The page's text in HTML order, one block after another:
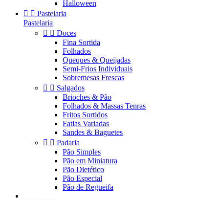
Halloween
  Pastelaria
Pastelaria
  Doces
Fina Sortida
Folhados
Queques & Queijadas
Semi-Frios Individuais
Sobremesas Frescas
  Salgados
Brioches & Pão
Folhados & Massas Tenras
Fritos Sortidos
Fatias Variadas
Sandes & Baguetes
  Padaria
Pão Simples
Pão em Miniatura
Pão Dietético
Pão Especial
Pão de Regueifa